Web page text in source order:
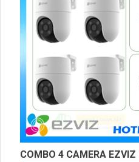
COMBO 4 CAMERA